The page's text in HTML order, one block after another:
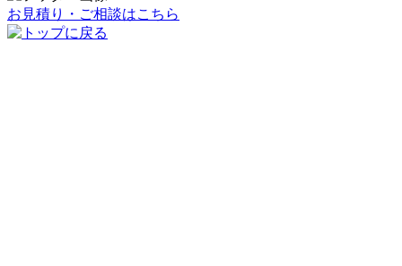
お見積り・ご相談はこちら